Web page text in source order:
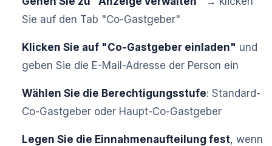
Sie auf den Tab "Co-Gastgeber"
Klicken Sie auf "Co-Gastgeber einladen" und
geben Sie die E-Mail-Adresse der Person ein
Wählen Sie die Berechtigungsstufe: Standard-
Co-Gastgeber oder Haupt-Co-Gastgeber
Legen Sie die Einnahmenaufteilung fest, wenn